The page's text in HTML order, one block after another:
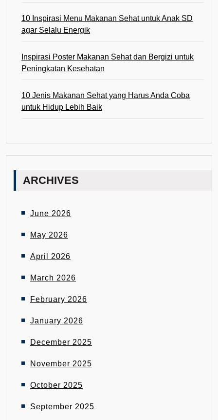
10 Inspirasi Menu Makanan Sehat untuk Anak SD
agar Selalu Energik
Inspirasi Poster Makanan Sehat dan Bergizi untuk
Peningkatan Kesehatan
10 Jenis Makanan Sehat yang Harus Anda Coba
untuk Hidup Lebih Baik
ARCHIVES
June 2026
May 2026
April 2026
March 2026
February 2026
January 2026
December 2025
November 2025
October 2025
September 2025